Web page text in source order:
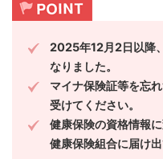
2025年12月2日以降
なりました。
マイナ保険証等を忘
受けてください。
健康保険の資格情報
健康保険組合に届け出